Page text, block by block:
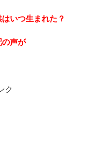
いつ生まれた？
の声が
ク